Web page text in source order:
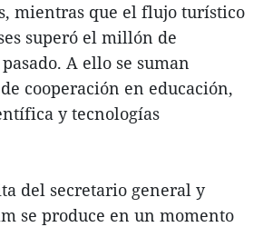
mientras que el flujo turístico
superó el millón de
A ello se suman
cooperación en educación,
y tecnologías
del secretario general y
se produce en un momento